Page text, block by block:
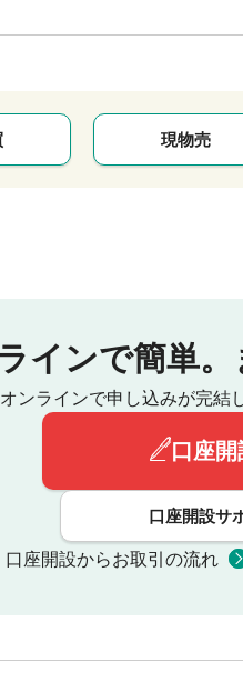
現物売
インで簡単。
ンラインで申し込みが完結
口座開
口座開設サ
口座開設からお取引の流れ